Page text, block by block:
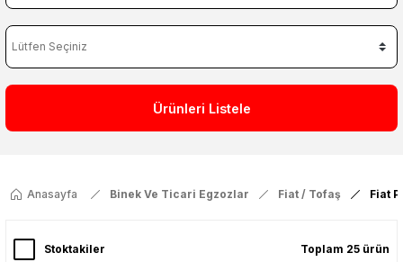
Ürünleri Listele
Anasayfa Binek Ve Ticari Egzozlar Fiat / Tofaş Fiat
Stoktakiler Toplam 25 ürün